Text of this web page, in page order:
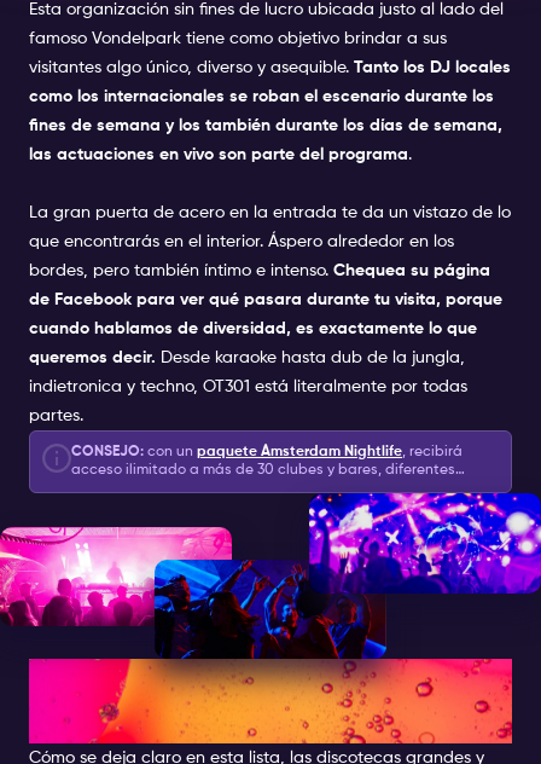
para aquellos que anhelan música intensa y
movimiento sin parar. El fin de semana no ha
terminado: Hard Monday en John Doe es donde
comienza la verdadera fiesta.
John Doe es el lugar donde la música y la
experiencia del club a un nivel completamente
nuevo. Añadiendo las mejores bebidas premium,
cócteles anónimos y un interior único, John Doe
ofrece noches para recordar y es una valiosa
adición a la escena nocturna de Ámsterdam.
Música: Tech House. Techno.
MinimalArtistas: Amsterdam's Finest - John Doe
vestimenta: CasualEdad: 18+Horario del
evento: 23:00 - 04:00 (be inside before 1 AM)
Información sobre la lista de invitados: Al
seleccionar este Evento Especial junto con tu
Entrada de Amsterdam NIghtlife , serás incluido
en la lista de invitados para el evento. Puedes
elegir un Evento Especial por día sin costo
Esta organización sin fines de lucro ubicada justo al lado del
famoso Vondelpark tiene como objetivo brindar a sus
visitantes algo único, diverso y asequible. Tanto los DJ locales
como los internacionales se roban el escenario durante los
fines de semana y los también durante los días de semana,
las actuaciones en vivo son parte del programa.
La gran puerta de acero en la entrada te da un vistazo de lo
que encontrarás en el interior. Áspero alrededor en los
bordes, pero también íntimo e intenso. Chequea su página
de Facebook para ver qué pasara durante tu visita, porque
cuando hablamos de diversidad, es exactamente lo que
queremos decir. Desde karaoke hasta dub de la jungla,
indietronica y techno, OT301 está literalmente por todas
partes.
CONSEJO: con un paquete Ámsterdam Nightlife, recibirá
acceso ilimitado a más de 30 clubes y bares, diferentes
de bienvenida y 2 artículos especiales para la vida nocturna:
botella de champán y crucero por el canal.
CUANTO MÁS GRANDE,
MEJOR!
Cómo se deja claro en esta lista, las discotecas grandes y